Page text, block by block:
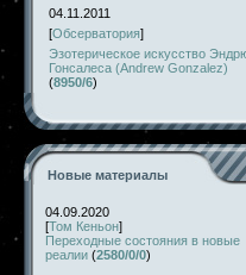
04.11.2011
[Обсерватория]
Эзотерическое искусство
Гонсалеса (Andrew Gonzalez)
(8950/6)
Новые материалы
04.09.2020
[Том Кеньон]
Переходные состояния в новые
реалии (2580/0/0)